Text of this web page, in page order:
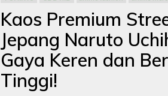
Kaos Premium
Jepang Naruto
Gaya Keren dan
Tinggi!